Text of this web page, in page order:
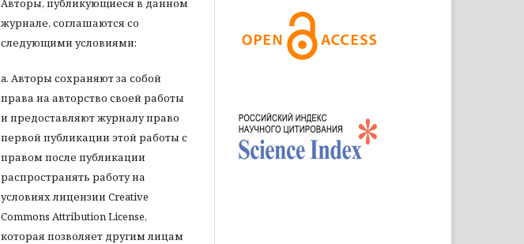
журнале, соглашаются со
следующими условиями:
a. Авторы сохраняют за собой
права на авторство своей работы
и предоставляют журналу право
первой публикации этой работы с
правом после публикации
распространять работу на
условиях лицензии Creative
Commons Attribution License,
которая позволяет другим лицам